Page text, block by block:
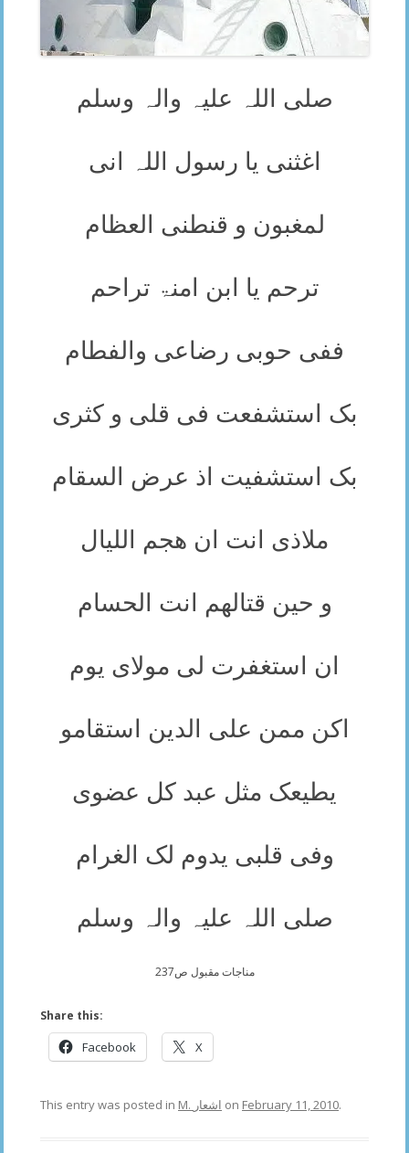
صلی اللہ علیہ والہ وسلم
اغثنی یا رسول اللہ انی
لمغبون و قنطنی العظام
ترحم یا ابن امنۃ تراحم
ففی حوبی رضاعی والفطام
بک استشفعت فی قلی و کثری
بک استشفیت اذ عرض السقام
ملاذی انت ان ھجم اللیال
و حین قتالھم انت الحسام
ان استغفرت لی مولای یوم
اکن ممن علی الدین استقامو
یطیعک مثل عبد کل عضوی
وفی قلبی یدوم لک الغرام
صلی اللہ علیہ والہ وسلم
مناجات مقبول ص237
Share this:
Facebook X
This entry was posted in M. اشعار on February 11, 2010.